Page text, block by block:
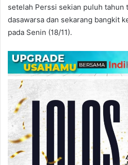
setelah Perssi sekian puluh tahun
dasawarsa dan sekarang bangkit
pada Senin (18/11).